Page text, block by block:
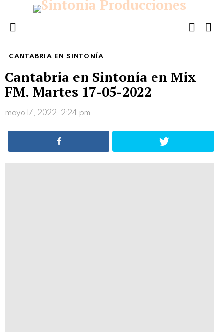
Menu
CANTABRIA EN SINTONÍA
Cantabria en Sintonía en Mix
FM. Martes 17-05-2022
mayo 17, 2022, 2:24 pm